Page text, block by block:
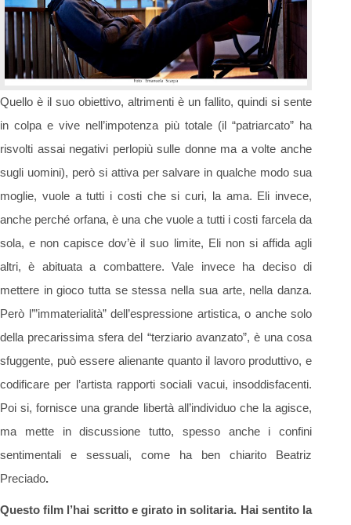
Quello è il suo obiettivo, altrimenti è un fallito, quindi si sente
in colpa e vive nell’impotenza più totale (il “patriarcato” ha
risvolti assai negativi perlopiù sulle donne ma a volte anche
sugli uomini), però si attiva per salvare in qualche modo sua
moglie, vuole a tutti i costi che si curi, la ama. Eli invece,
anche perché orfana, è una che vuole a tutti i costi farcela da
sola, e non capisce dov’è il suo limite, Eli non si affida agli
altri, è abituata a combattere. Vale invece ha deciso di
mettere in gioco tutta se stessa nella sua arte, nella danza.
Però l’”immaterialità” dell’espressione artistica, o anche solo
della precarissima sfera del “terziario avanzato”, è una cosa
sfuggente, può essere alienante quanto il lavoro produttivo, e
codificare per l’artista rapporti sociali vacui, insoddisfacenti.
Poi si, fornisce una grande libertà all’individuo che la agisce,
ma mette in discussione tutto, spesso anche i confini
sentimentali e sessuali, come ha ben chiarito Beatriz
Preciado.
Questo film l’hai scritto e girato in solitaria. Hai sentito la